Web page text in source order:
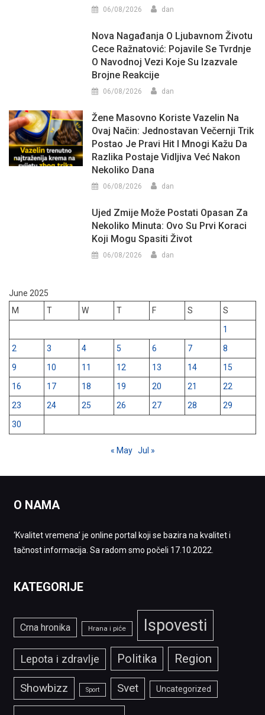
06/08/2026 dan
Nova Nagađanja O Ljubavnom Životu
Cece Ražnatović: Pojavile Se Tvrdnje
O Navodnoj Vezi Koje Su Izazvale
Brojne Reakcije
06/08/2026 dan
Žene Masovno Koriste Vazelin Na
Ovaj Način: Jednostavan Večernji Trik
Postao Je Pravi Hit I Mnogi Kažu Da
Razlika Postaje Vidljiva Već Nakon
Nekoliko Dana
06/08/2026 dan
Ujed Zmije Može Postati Opasan Za
Nekoliko Minuta: Ovo Su Prvi Koraci
Koji Mogu Spasiti Život
06/08/2026 dan
June 2025
M
T W T F S
S
1
2
3 4 5 6 7
8
9
10 11 12 13 14
15
16
17 18 19 20 21
22
23
24 25 26 27 28
29
30
« May Jul »
O NAMA
‘Kvalitet vremena’ je online portal koji se bazira na kvalitet i
tačnost informacija. Sa radom smo počeli 17.10.2022.
KATEGORIJE
Crna hronika Hrana i piće Ispovesti
Lepota i zdravlje Politika Region
Showbizz Sport Svet Uncategorized